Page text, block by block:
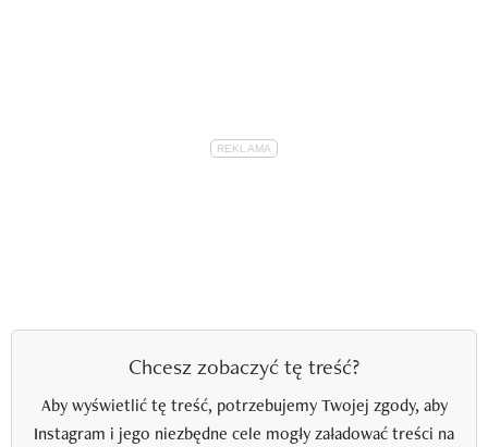
Chcesz zobaczyć tę treść?
Aby wyświetlić tę treść, potrzebujemy Twojej zgody, aby
Instagram i jego niezbędne cele mogły załadować treści na